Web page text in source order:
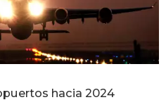
hacia 2024